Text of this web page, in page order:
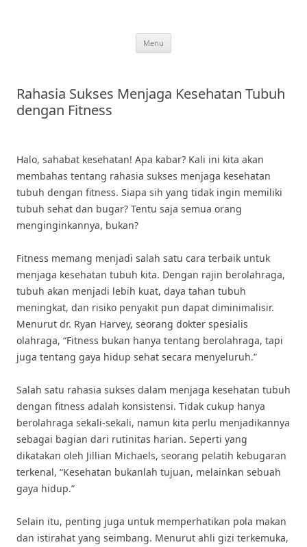
Menu
Rahasia Sukses Menjaga Kesehatan Tubuh
dengan Fitness
Halo, sahabat kesehatan! Apa kabar? Kali ini kita akan
membahas tentang rahasia sukses menjaga kesehatan
tubuh dengan fitness. Siapa sih yang tidak ingin memiliki
tubuh sehat dan bugar? Tentu saja semua orang
menginginkannya, bukan?
Fitness memang menjadi salah satu cara terbaik untuk
menjaga kesehatan tubuh kita. Dengan rajin berolahraga,
tubuh akan menjadi lebih kuat, daya tahan tubuh
meningkat, dan risiko penyakit pun dapat diminimalisir.
Menurut dr. Ryan Harvey, seorang dokter spesialis
olahraga, “Fitness bukan hanya tentang berolahraga, tapi
juga tentang gaya hidup sehat secara menyeluruh.”
Salah satu rahasia sukses dalam menjaga kesehatan tubuh
dengan fitness adalah konsistensi. Tidak cukup hanya
berolahraga sekali-sekali, namun kita perlu menjadikannya
sebagai bagian dari rutinitas harian. Seperti yang
dikatakan oleh Jillian Michaels, seorang pelatih kebugaran
terkenal, “Kesehatan bukanlah tujuan, melainkan sebuah
gaya hidup.”
Selain itu, penting juga untuk memperhatikan pola makan
dan istirahat yang seimbang. Menurut ahli gizi terkemuka,